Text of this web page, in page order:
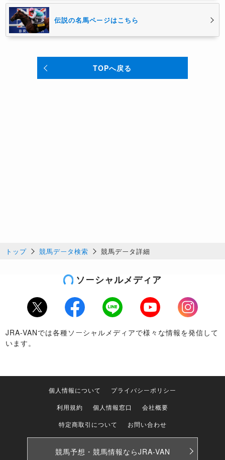
伝説の名馬ページはこちら
TOPへ戻る
トップ 競馬データ検索 競馬データ詳細
ソーシャルメディア
Twitter Facebook LINE Youtube
Instagram
JRA-VANでは各種ソーシャルメディアで様々な情報を発信して
います。
個人情報について
プライバシーポリシー
利用規約
個人情報窓口
会社概要
特定商取引について
お問い合わせ
競馬予想・競馬情報ならJRA-VAN